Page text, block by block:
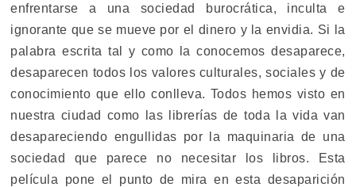
enfrentarse a una sociedad burocrática, inculta e
ignorante que se mueve por el dinero y la envidia. Si la
palabra escrita tal y como la conocemos desaparece,
desaparecen todos los valores culturales, sociales y de
conocimiento que ello conlleva. Todos hemos visto en
nuestra ciudad como las librerías de toda la vida van
desapareciendo engullidas por la maquinaria de una
sociedad que parece no necesitar los libros. Esta
película pone el punto de mira en esta desaparición